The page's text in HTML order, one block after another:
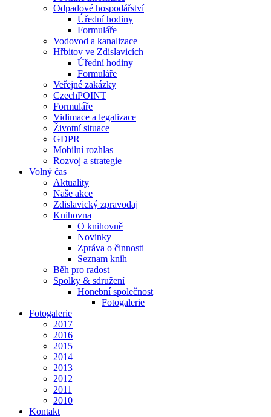
Odpadové hospodářství
Úřední hodiny
Formuláře
Vodovod a kanalizace
Hřbitov ve Zdislavicích
Úřední hodiny
Formuláře
Veřejné zakázky
CzechPOINT
Formuláře
Vidimace a legalizace
Životní situace
GDPR
Mobilní rozhlas
Rozvoj a strategie
Volný čas
Aktuality
Naše akce
Zdislavický zpravodaj
Knihovna
O knihovně
Novinky
Zpráva o činnosti
Seznam knih
Běh pro radost
Spolky & sdružení
Honební společnost
Fotogalerie
Fotogalerie
2017
2016
2015
2014
2013
2012
2011
2010
Kontakt